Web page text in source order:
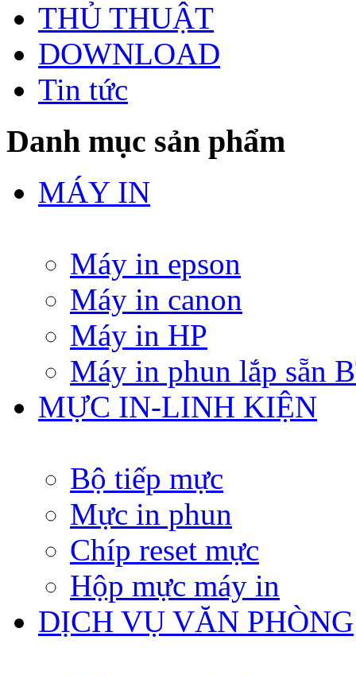
THỦ THUẬT
DOWNLOAD
Tin tức
Danh mục sản phẩm
MÁY IN
Máy in epson
Máy in canon
Máy in HP
Máy in phun lắp sẵn
MỰC IN-LINH KIỆN
Bộ tiếp mực
Mực in phun
Chíp reset mực
Hộp mực máy in
DỊCH VỤ VĂN PHÒNG